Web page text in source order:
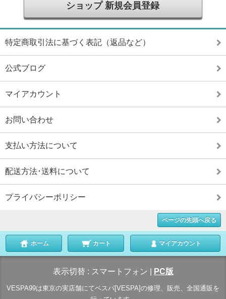
ショップ 新規会員登録
特定商取引法に基づく表記（返品など）
公式ブログ
マイアカウント
お問い合わせ
支払い方法について
配送方法･送料について
プライバシーポリシー
ページの先頭へ戻る
ホーム カート マイアカウント
表示切替 : スマートフォン PC版
VESPA99は東京の実店舗にてベスパ[VESPA]の修理、販売、全国通販を